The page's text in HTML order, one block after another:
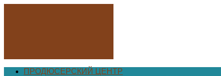
ПРОДЮСЕРСКИЙ ЦЕНТР